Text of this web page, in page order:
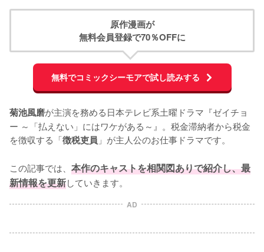
原作漫画が
無料会員登録で70％OFFに
無料でコミックシーモアで試し読みする
菊池風磨が主演を務める日本テレビ系土曜ドラマ『ゼイチョ
ー ～「払えない」にはワケがある～』。税金滞納者から税金
を徴収する「徴税吏員 」が主人公のお仕事ドラマです。
この記事では、 本作のキャストを相関図ありで紹介し、最
新情報を更新していきます。
AD